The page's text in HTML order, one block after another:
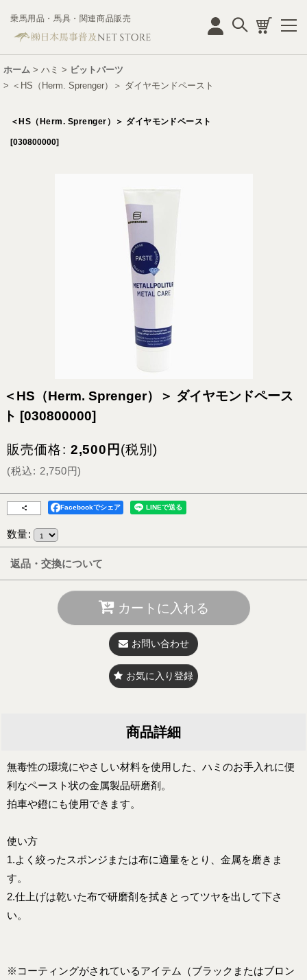
乗馬用品・馬具・関連商品販売
ホーム > ハミ > ビットパーツ
> ＜HS（Herm. Sprenger）＞ ダイヤモンドペースト
＜HS（Herm. Sprenger）＞ ダイヤモンドペースト
[030800000]
＜HS（Herm. Sprenger）＞ ダイヤモンドペース
ト [030800000]
販売価格: 2,500 円 (税別)
(税込: 2,750円)
Facebookでシェア
数量:
返品・交換について
カートに入れる
お問い合わせ
お気に入り登録
商品詳細
無毒性の環境にやさしい材料を使用した、ハミのお手入れに便
利なペースト状の金属製品研磨剤。
拍車や鐙にも使用できます。
使い方
1.よく絞ったスポンジまたは布に適量をとり、金属を磨きま
す。
2.仕上げは乾いた布で研磨剤を拭きとってツヤを出して下さ
い。
※コーティングがされているアイテム（ブラックまたはブロン